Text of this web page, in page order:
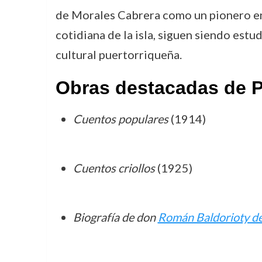
de Morales Cabrera como un pionero
cotidiana de la isla, siguen siendo
cultural puertorriqueña.
Obras destacadas de
Cuentos populares(1914)
Cuentos criollos(1925)
Biografía de don Román Baldorioty